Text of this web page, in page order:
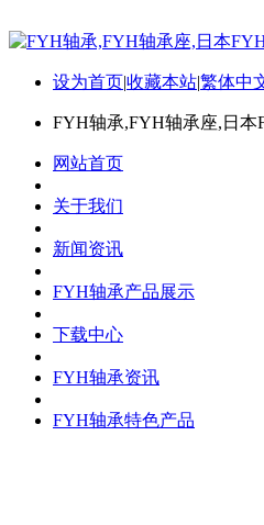
设为首页|收藏本站|繁体中
FYH轴承,FYH轴承座,日本
网站首页
关于我们
新闻资讯
FYH轴承产品展示
下载中心
FYH轴承资讯
FYH轴承特色产品